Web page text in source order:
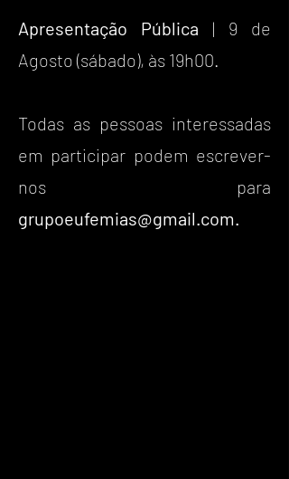
Apresentação Pública | 9 de
Agosto (sábado), às 19h00.
Todas as pessoas interessadas
em participar podem escrever-
nos para
grupoeufemias@gmail.com.